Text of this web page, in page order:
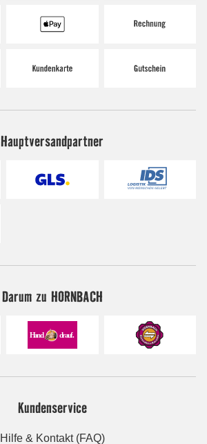
Hauptversandpartner
Darum zu HORNBACH
Kundenservice
Hilfe & Kontakt (FAQ)